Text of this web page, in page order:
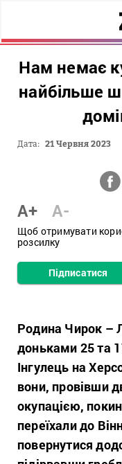
Нам немає
найбільше
Дата: 21 Червня 2023
A+ A-
Щоб отримувати
розсилку
Підписатися
Родина Чирок –
доньками 25 та
Інгулець на
вони, провівши
окупацією,
переїхали до
повернутися